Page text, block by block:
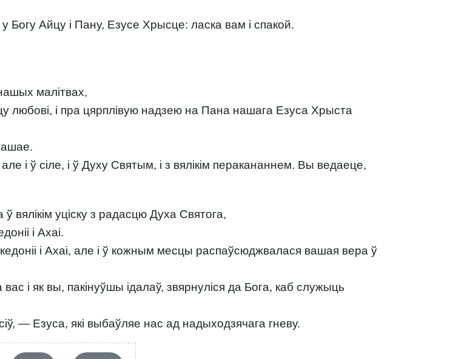
Богу Айцу і Пану, Езусе Хрысце: ласка вам і спакой.
малітвах,
і пра цярплівую надзею на Пана нашага Езуса Хрыста
і ў сіле, і ў Духу Святым, і з вялікім перакананнем. Вы ведаеце,
уціску з радасцю Духа Святога,
і Ахаі.
і Ахаі, але і ў кожным месцы распаўсюджвалася вашая вера ў
і як вы, пакінуўшы ідалаў, звярнуліся да Бога, каб служыць
— Езуса, які выбаўляе нас ад надыходзячага гневу.